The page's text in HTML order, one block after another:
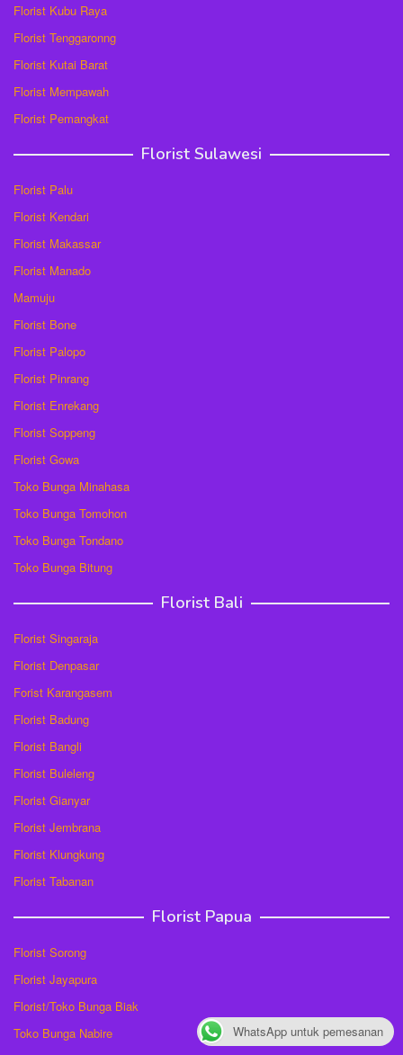
Florist Kubu Raya
Florist Tenggaronng
Florist Kutai Barat
Florist Mempawah
Florist Pemangkat
Florist Sulawesi
Florist Palu
Florist Kendari
Florist Makassar
Florist Manado
Mamuju
Florist Bone
Florist Palopo
Florist Pinrang
Florist Enrekang
Florist Soppeng
Florist Gowa
Toko Bunga Minahasa
Toko Bunga Tomohon
Toko Bunga Tondano
Toko Bunga Bitung
Florist Bali
Florist Singaraja
Florist Denpasar
Forist Karangasem
Florist Badung
Florist Bangli
Florist Buleleng
Florist Gianyar
Florist Jembrana
Florist Klungkung
Florist Tabanan
Florist Papua
Florist Sorong
Florist Jayapura
Florist/Toko Bunga Biak
Toko Bunga Nabire
WhatsApp untuk pemesanan